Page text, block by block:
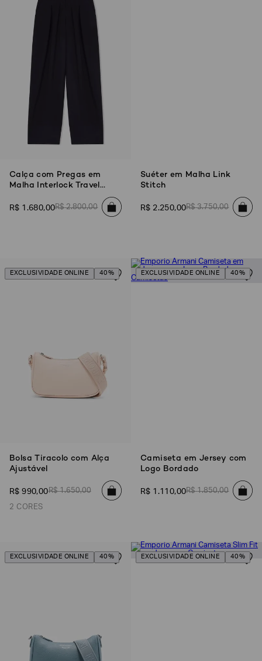
Calça com Pregas em
Malha Interlock Travel
R$ 1 .680,00R$ 2.800,00
Suéter em Malha Link
Stitch
R$ 2.250,00R$ 3.750,00
EXCLUSIVIDADE ONLINE 40%
Bolsa Tiracolo com Alça
Ajustável
R$ 990,00R$ 1.650,00
2 CORES
EXCLUSIVIDADE ONLINE 40%
Camiseta em Jersey com
Logo Bordado
R$ 1 .110,00R$ 1.850,00
EXCLUSIVIDADE ONLINE 40% EXCLUSIVIDADE ONLINE 40%